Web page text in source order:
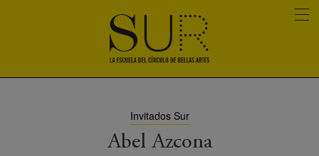
Invitados Sur
Abel Azcona